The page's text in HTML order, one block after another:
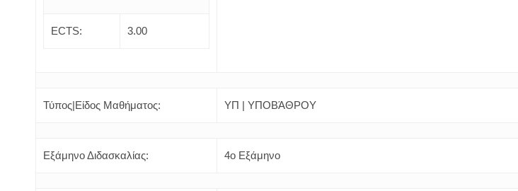
ECTS: 3.00
Τύπος|Είδος Μαθήματος: ΥΠ | ΥΠΟΒΆΘΡΟΥ
Εξάμηνο Διδασκαλίας: 4o Εξάμηνο